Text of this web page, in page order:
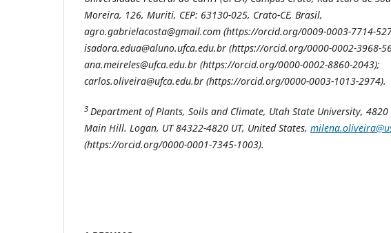
Moreira, 126, Muriti, CEP: 63130-025, Crato-CE, Brasil,
agro.gabrielacosta@gmail.com (https://orcid.org/0009-0003-7714-
isadora.edua@aluno.ufca.edu.br (https://orcid.org/0000-0002-3968-
ana.meireles@ufca.edu.br (https://orcid.org/0000-0002-8860-2043);
carlos.oliveira@ufca.edu.br (https://orcid.org/0000-0003-1013-2974).
3 Department of Plants, Soils and Climate, Utah State University, 4820
Main Hill. Logan, UT 84322-4820 UT, United States,
(https://orcid.org/0000-0001-7345-1003).